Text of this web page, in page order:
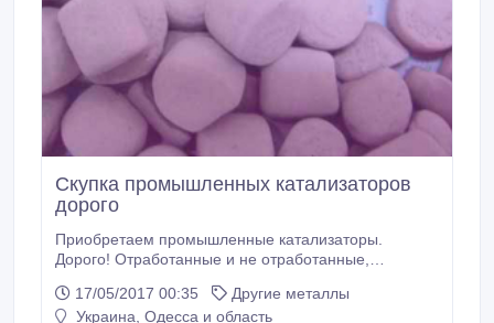
Скупка промышленных катализаторов
дорого
Приобретаем промышленные катализаторы.
Дорого! Отработанные и не отработанные,
АНВС, АКМ. Катализаторы гидрирования, масло-
жир, обессеривания и другие. Работаем по всей
17/05/2017 00:35
Другие металлы
Украина, Одесса и область